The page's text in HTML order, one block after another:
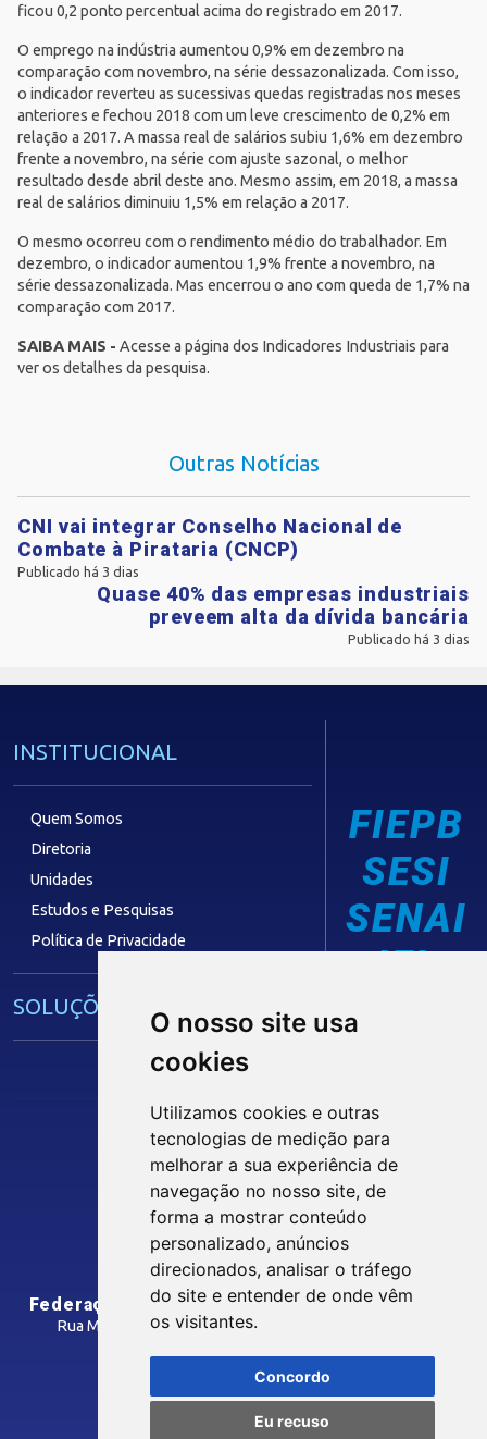
O nosso site usa
cookies
Utilizamos cookies e outras
tecnologias de medição para
melhorar a sua experiência de
navegação no nosso site, de
forma a mostrar conteúdo
personalizado, anúncios
direcionados, analisar o tráfego
do site e entender de onde vêm
os visitantes.
Concordo
Eu recuso
ficou 0,2 ponto percentual acima do registrado em 2017.
O emprego na indústria aumentou 0,9% em dezembro na
comparação com novembro, na série dessazonalizada. Com isso,
o indicador reverteu as sucessivas quedas registradas nos meses
anteriores e fechou 2018 com um leve crescimento de 0,2% em
relação a 2017. A massa real de salários subiu 1,6% em dezembro
frente a novembro, na série com ajuste sazonal, o melhor
resultado desde abril deste ano. Mesmo assim, em 2018, a massa
real de salários diminuiu 1,5% em relação a 2017.
O mesmo ocorreu com o rendimento médio do trabalhador. Em
dezembro, o indicador aumentou 1,9% frente a novembro, na
série dessazonalizada. Mas encerrou o ano com queda de 1,7% na
comparação com 2017.
SAIBA MAIS - Acesse a página dos Indicadores Industriais para
ver os detalhes da pesquisa.
Outras Notícias
CNI vai integrar Conselho Nacional de
Combate à Pirataria (CNCP)
Publicado há 3 dias
Quase 40% das empresas industriais
preveem alta da dívida bancária
Publicado há 3 dias
INSTITUCIONAL
Quem Somos
Diretoria
Unidades
Estudos e Pesquisas
Política de Privacidade
SOLUÇÕES E SERVIÇOS
Núcleo de Acesso ao Crédito
Centro Internacional de Negócios -
CONTRIBUIÇÃO SINDICAL
SINDICATOS FILIADOS
FIEPB
SESI
SENAI
IEL
Siga nossas Redes Sociais
INTRANET
Federação das Indústrias do Estado da Paraíba
Rua Manoel Gonçalves Guimarães, 195 - José Pinheiro
Como Chegar